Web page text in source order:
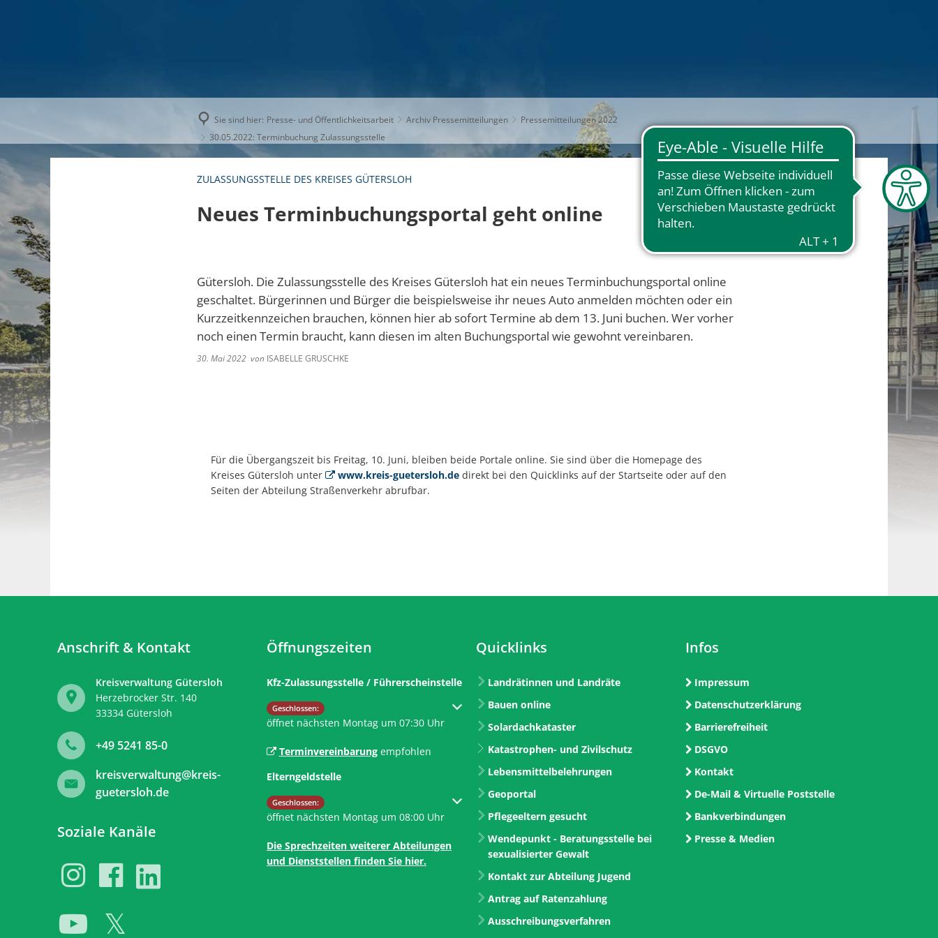
Sie sind hier: Presse- und Öffentlichkeitsarbeit Archiv Pressemitteilungen
Pressemitteilungen 2022
30.05.2022: Terminbuchung Zulassungsstelle
ZULASSUNGSSTELLE DES KREISES GÜTERSLOH
Neues Terminbuchungsportal geht online
Gütersloh. Die Zulassungsstelle des Kreises Gütersloh hat ein neues Terminbuchungsportal online
geschaltet. Bürgerinnen und Bürger die beispielsweise ihr neues Auto anmelden möchten oder ein
Kurzzeitkennzeichen brauchen, können hier ab sofort Termine ab dem 13. Juni buchen. Wer vorher
noch einen Termin braucht, kann diesen im alten Buchungsportal wie gewohnt vereinbaren.
30. Mai 2022 von ISABELLE GRUSCHKE
Für die Übergangszeit bis Freitag, 10. Juni, bleiben beide Portale online. Sie sind über die Homepage des
Kreises Gütersloh unter
www.kreis-guetersloh.dedirekt bei den Quicklinks auf der Startseite oder auf den
Seiten der Abteilung Straßenverkehr abrufbar.
Anschrift & Kontakt
Kreisverwaltung Gütersloh
Herzebrocker Str. 140
33334 Gütersloh
+49 5241 85-0
kreisverwaltung@kreis-
guetersloh.de
Soziale Kanäle
Öffnungszeiten
Kfz-Zulassungsstelle / Führerscheinstelle
Klicken, um weitere Öffnungs- oder Schließzeiten auszublenden
Geschlossen:
öffnet nächsten Montag um 07:30 Uhr
Terminvereinbarungempfohlen
Elterngeldstelle
Klicken, um weitere Öffnungs- oder Schließzeiten auszublenden
Geschlossen:
öffnet nächsten Montag um 08:00 Uhr
Die Sprechzeiten weiterer Abteilungen
und Dienststellen finden Sie hier.
Quicklinks
Landrätinnen und Landräte
Bauen online
Solardachkataster
Katastrophen- und Zivilschutz
Lebensmittelbelehrungen
Geoportal
Pflegeeltern gesucht
Wendepunkt - Beratungsstelle bei
sexualisierter Gewalt
Kontakt zur Abteilung Jugend
Antrag auf Ratenzahlung
Ausschreibungsverfahren
Infos
Impressum
Datenschutzerklärung
Barrierefreiheit
DSGVO
Kontakt
De-Mail & Virtuelle Poststelle
Bankverbindungen
Presse & Medien